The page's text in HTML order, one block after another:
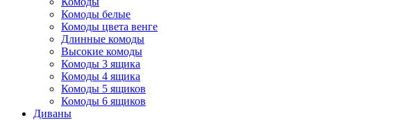
Комоды белые
Комоды цвета венге
Длинные комоды
Высокие комоды
Комоды 3 ящика
Комоды 4 ящика
Комоды 5 ящиков
Комоды 6 ящиков
Диваны